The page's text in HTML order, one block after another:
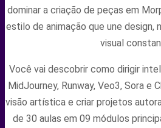
dominar a criação de peças em
estilo de animação que une design,
visual
Você vai descobrir como dirigir
MidJourney, Runway, Veo3, Sora e
visão artística e criar projetos
de 30 aulas em 09 módulos